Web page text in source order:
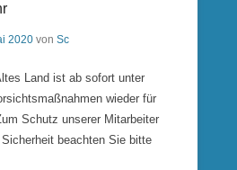
2020 von Sc
Land ist ab sofort unter
wieder für
Schutz unserer Mitarbeiter
beachten Sie bitte